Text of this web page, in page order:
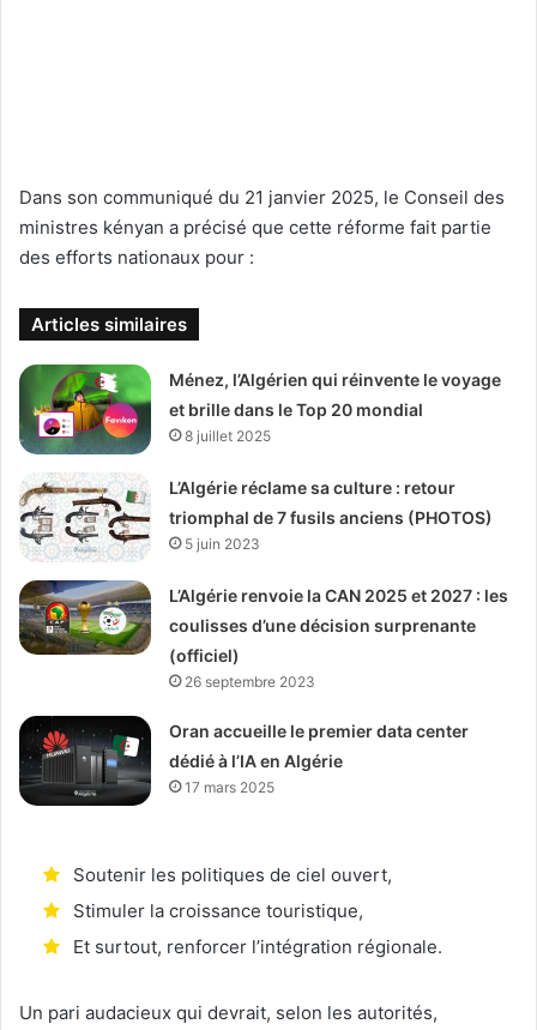
Dans son communiqué du 21 janvier 2025, le Conseil des
ministres kényan a précisé que cette réforme fait partie
des efforts nationaux pour :
Articles similaires
Ménez, l’Algérien qui réinvente le voyage
et brille dans le Top 20 mondial
8 juillet 2025
L’Algérie réclame sa culture : retour
triomphal de 7 fusils anciens (PHOTOS)
5 juin 2023
L’Algérie renvoie la CAN 2025 et 2027 : les
coulisses d’une décision surprenante
(officiel)
26 septembre 2023
Oran accueille le premier data center
dédié à l’IA en Algérie
17 mars 2025
Soutenir les politiques de ciel ouvert,
Stimuler la croissance touristique,
Et surtout, renforcer l’intégration régionale.
Un pari audacieux qui devrait, selon les autorités,